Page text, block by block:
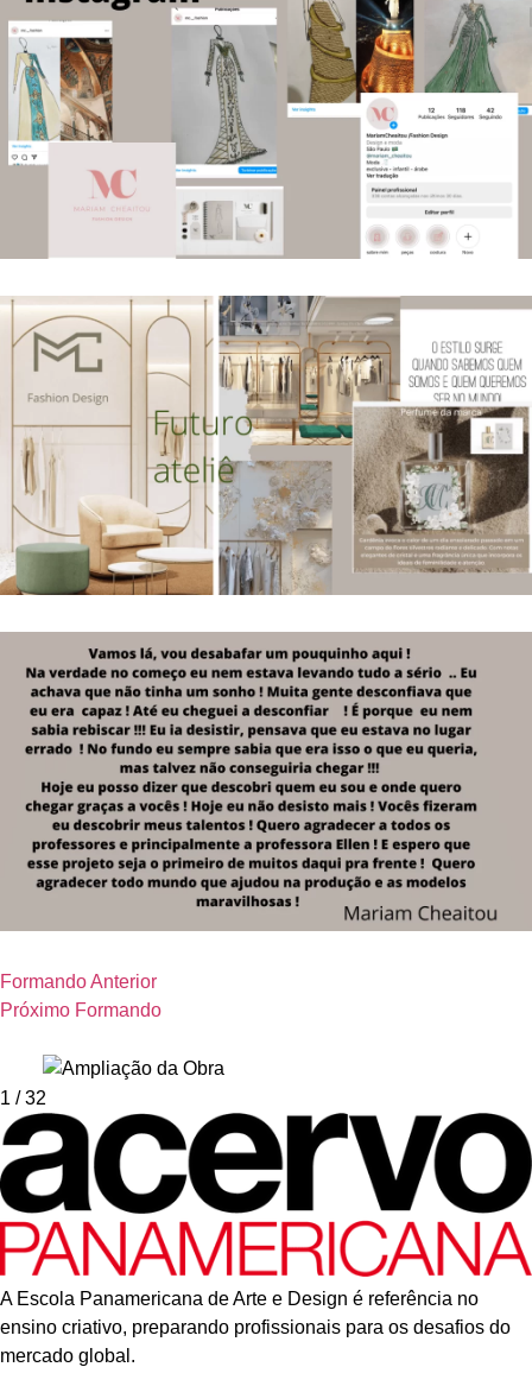
Formando Anterior
Próximo Formando
1 / 32
A Escola Panamericana de Arte e Design é referência no
ensino criativo, preparando profissionais para os desafios do
mercado global.